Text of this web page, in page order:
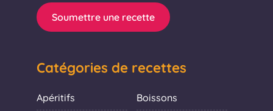
Soumettre une recette
Catégories de recettes
Apéritifs Boissons